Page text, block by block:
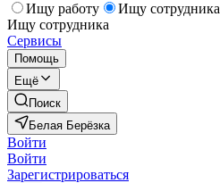
Ищу работу
Ищу сотрудника
Ищу сотрудника
Сервисы
Помощь
Ещё
Поиск
Белая Берёзка
Войти
Войти
Зарегистрироваться